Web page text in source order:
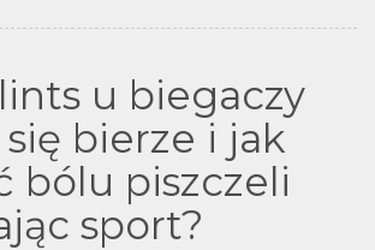
u biegaczy
bierze i jak
bólu piszczeli
sport?